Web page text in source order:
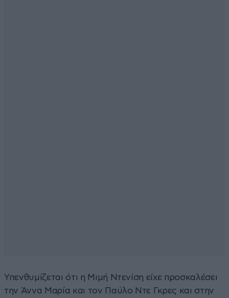
Υπενθυμίζεται ότι η Μιμή Ντενίση είχε προσκαλέσει
την Άννα Μαρία και τον Παύλο Ντε Γκρες και στην